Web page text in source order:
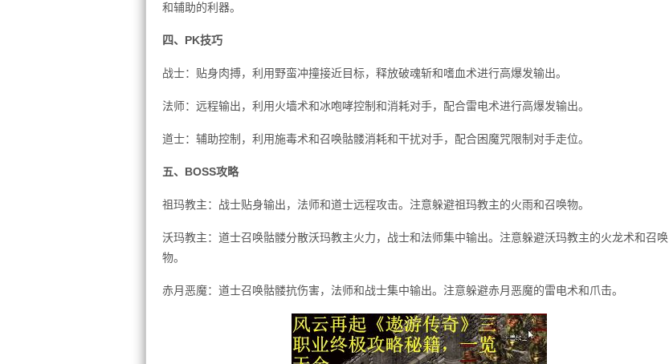
和辅助的利器。
四、PK技巧
战士：贴身肉搏，利用野蛮冲撞接近目标，释放破魂斩和嗜血术进行高爆发输出。
法师：远程输出，利用火墙术和冰咆哮控制和消耗对手，配合雷电术进行高爆发输出。
道士：辅助控制，利用施毒术和召唤骷髅消耗和干扰对手，配合困魔咒限制对手走位。
五、BOSS攻略
祖玛教主：战士贴身输出，法师和道士远程攻击。注意躲避祖玛教主的火雨和召唤物。
沃玛教主：道士召唤骷髅分散沃玛教主火力，战士和法师集中输出。注意躲避沃玛教主的火龙术和召唤
物。
赤月恶魔：道士召唤骷髅抗伤害，法师和战士集中输出。注意躲避赤月恶魔的雷电术和爪击。